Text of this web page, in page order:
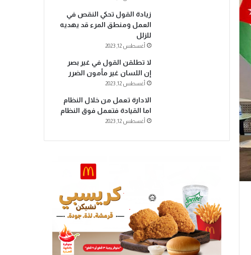
زيادة القول تحكي النقص في
العمل ومنطق المرء قد يهديه
للزلل
أغسطس 12, 2023
لا تطلقن القول في غير بصر
إن اللسان غير مأمون الضرر
أغسطس 12, 2023
الادارة تعمل من خلال النظام
اما القيادة فتعمل فوق النظام
أغسطس 12, 2023